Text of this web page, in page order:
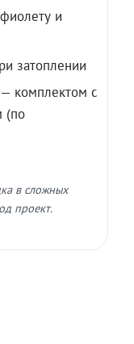
и
затоплении
комплектом с
(по
в сложных
проект.